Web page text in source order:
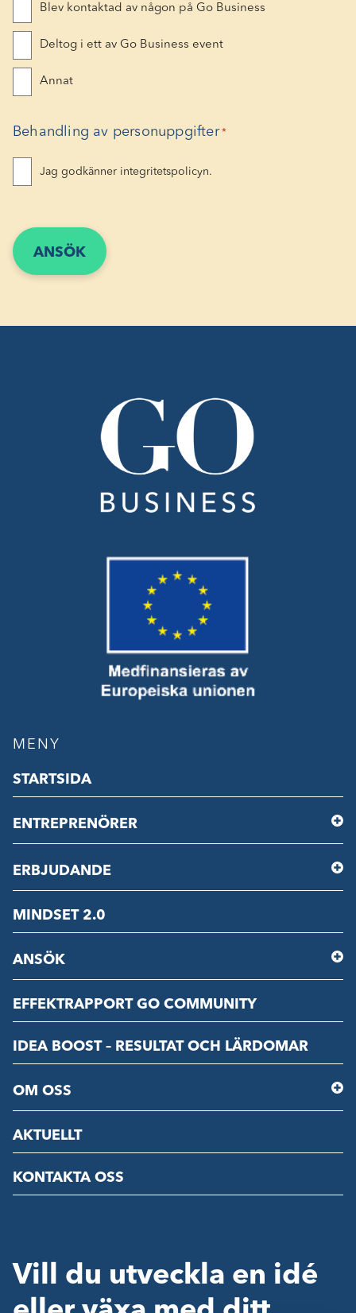
Blev kontaktad av någon på Go Business
Deltog i ett av Go Business event
Annat
Behandling av personuppgifter *
Jag godkänner integritetspolicyn.
MENY
STARTSIDA
ENTREPRENÖRER
ERBJUDANDE
MINDSET 2.0
ANSÖK
EFFEKTRAPPORT GO COMMUNITY
IDEA BOOST – RESULTAT OCH LÄRDOMAR
OM OSS
AKTUELLT
KONTAKTA OSS
Vill du utveckla en idé